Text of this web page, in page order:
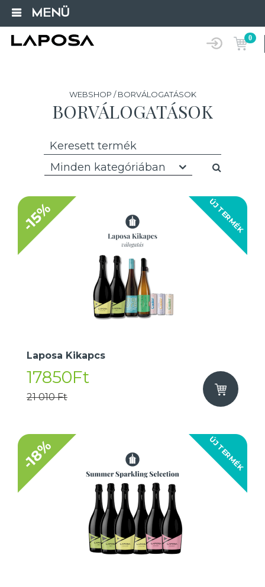
MENÜ
0
WEBSHOP / BORVÁLOGATÁSOK
BORVÁLOGATÁSOK
Minden kategóriában
ÚJ TERMÉK
-15%
Laposa Kikapcs
17850Ft
21 010 Ft
ÚJ TERMÉK
-18%